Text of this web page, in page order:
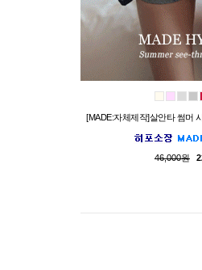
[MADE:자체제작]살안타 썸머
46,000원